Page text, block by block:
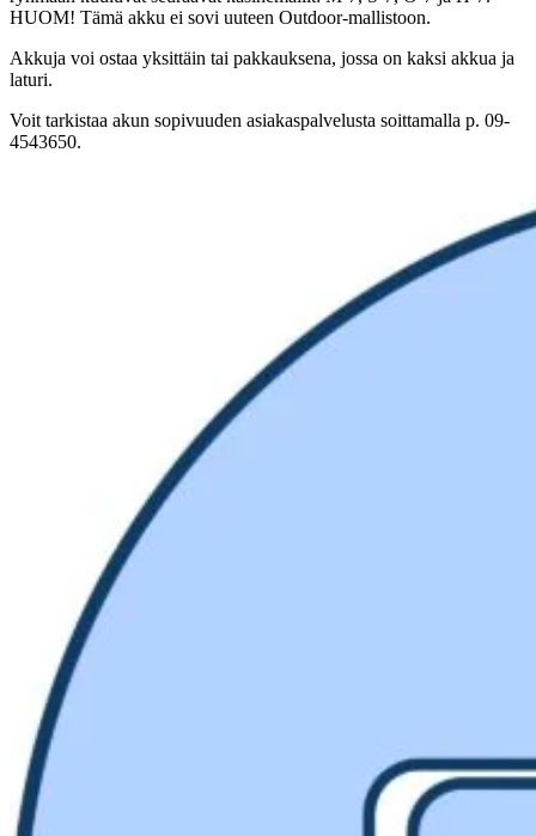
HUOM! Tämä akku ei sovi uuteen Outdoor-mallistoon.
Akkuja voi ostaa yksittäin tai pakkauksena, jossa on kaksi akkua ja
laturi.
Voit tarkistaa akun sopivuuden asiakaspalvelusta soittamalla p. 09-
4543650.